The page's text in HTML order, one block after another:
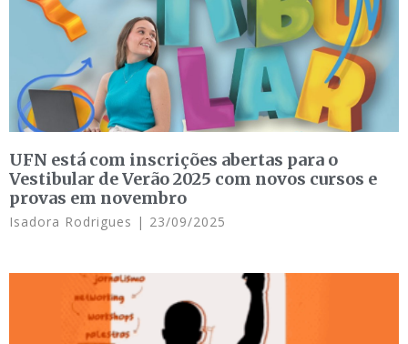
UFN está com inscrições abertas para o
Vestibular de Verão 2025 com novos cursos e
provas em novembro
Isadora Rodrigues 23/09/2025